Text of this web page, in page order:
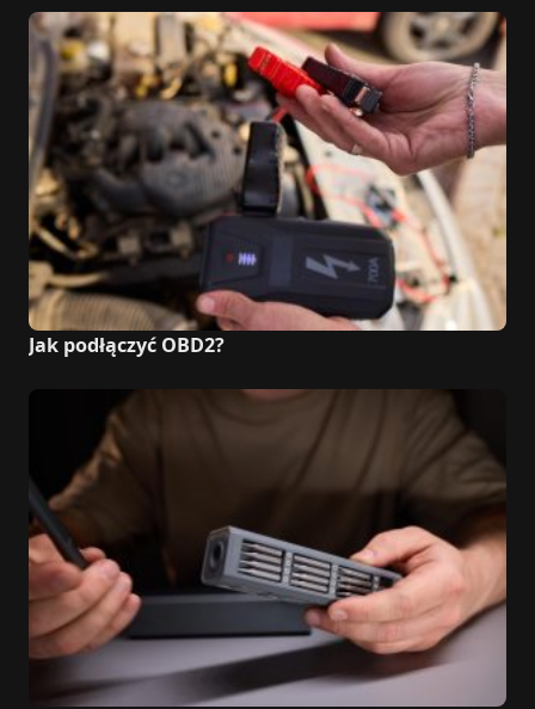
Jak podłączyć OBD2?